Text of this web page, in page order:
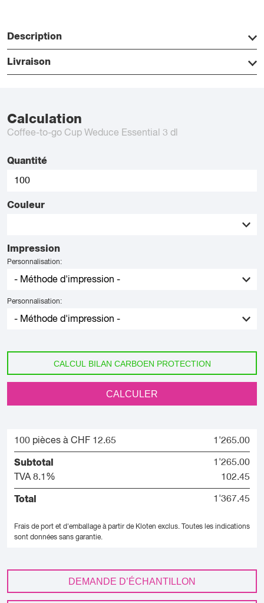
Description
Livraison
Calculation
Coffee-to-go Cup Weduce Essential 3 dl
Quantité
Couleur
Impression
Personnalisation:
Personnalisation:
CALCUL BILAN CARBOEN PROTECTION
CALCULER
100 pièces à CHF 12.65 1'265.00
Subtotal
1'265.00
TVA 8.1%
102.45
Total 1'367.45
Frais de port et d'emballage à partir de Kloten exclus.
Toutes les indications
sont données sans garantie.
DEMANDE D’ÉCHANTILLON